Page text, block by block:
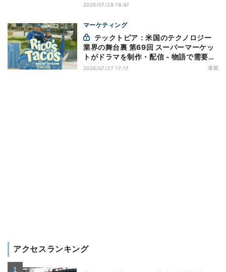
2026/07/28 16:47
マーケティング
業界の舞台裏 第69回 スーパーマーケッ
トがドラマを制作・配信 - 物語で需要を
演出する小売メディア
2026/07/27 17:17 連載
アクセスランキング